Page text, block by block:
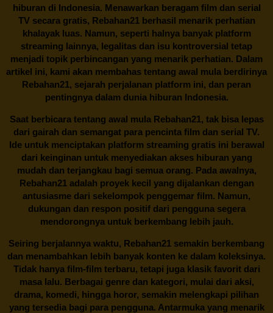
hiburan di Indonesia. Menawarkan beragam film dan serial
TV secara gratis, Rebahan21berhasil menarik perhatian
khalayak luas. Namun, seperti halnya banyak platform
streaming lainnya, legalitas dan isu kontroversial tetap
menjadi topik perbincangan yang menarik perhatian. Dalam
artikel ini, kami akan membahas tentang awal mula berdirinya
Rebahan21, sejarah perjalanan platform ini, dan peran
pentingnya dalam dunia hiburan Indonesia.
Saat berbicara tentang awal mula Rebahan21, tak bisa lepas
dari gairah dan semangat para pencinta film dan serial TV.
Ide untuk menciptakan platform streaming gratis ini berawal
dari keinginan untuk menyediakan akses hiburan yang
mudah dan terjangkau bagi semua orang. Pada awalnya,
Rebahan21 adalah proyek kecil yang dijalankan dengan
antusiasme dari sekelompok penggemar film. Namun,
dukungan dan respon positif dari pengguna segera
mendorongnya untuk berkembang lebih jauh.
Seiring berjalannya waktu, Rebahan21 semakin berkembang
dan menambahkan lebih banyak konten ke dalam koleksinya.
Tidak hanya film-film terbaru, tetapi juga klasik favorit dari
masa lalu. Berbagai genre dan kategori, mulai dari aksi,
drama, komedi, hingga horor, semakin melengkapi pilihan
yang tersedia bagi para pengguna. Antarmuka yang menarik